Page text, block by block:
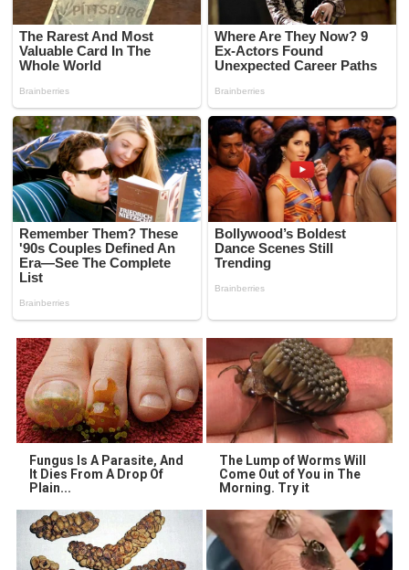
Fungus Is A Parasite, And
It Dies From A Drop Of
Plain...
The Lump of Worms Will
Come Out of You in The
Morning. Try it